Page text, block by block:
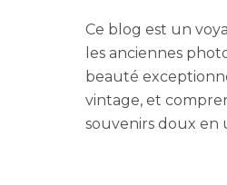
Ce blog est un
les anciennes
beauté
vintage, et
souvenirs doux en